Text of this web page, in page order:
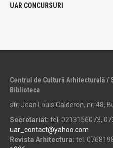
UAR CONCURSURI
Centrul de Cultură Arhitecturală /
Biblioteca
str. Jean Louis Calderon, nr. 48,
Secretariat: tel. 0213156073,
uar_contact@yahoo.com
Revista Arhitectura: tel.